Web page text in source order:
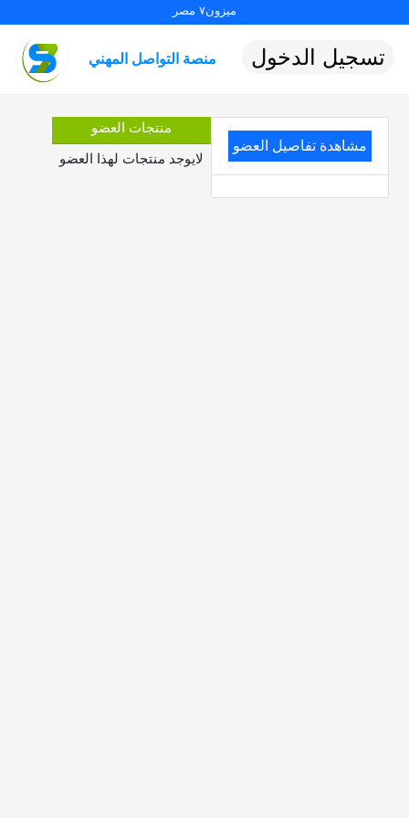
ميزون٧ مصر
منصة التواصل المهني تسجيل الدخول
مشاهدة تفاصيل العضو
منتجات العضو
لايوجد منتجات لهذا العضو